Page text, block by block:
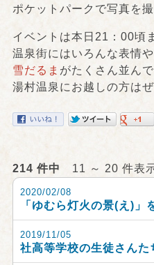
ポケットパークで写真を
イベントは本日21：00頃
温泉街にはいろんな表情
雪だるま がたくさん並ん
湯村温泉にお越しの方は
214 件中 11 ～ 20 件表
2020/02/08
「ゆむら灯火の景(え)
2019/11/05
社高等学校の生徒さんた